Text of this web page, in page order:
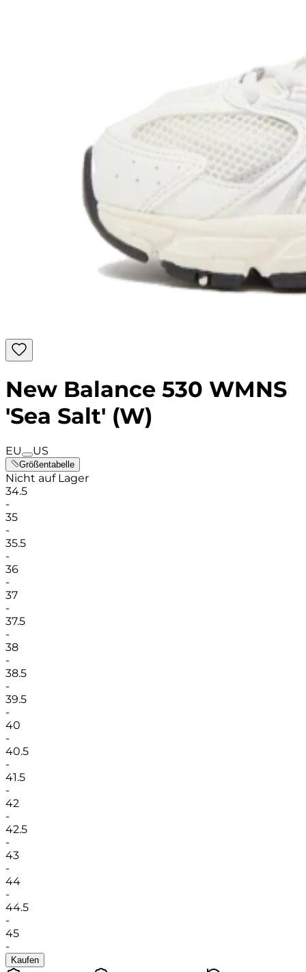
New Balance 530 WMNS
'Sea Salt' (W)
EU US
Größentabelle
Nicht auf Lager
34.5
-
35
-
35.5
-
36
-
37
-
37.5
-
38
-
38.5
-
39.5
-
40
-
40.5
-
41.5
-
42
-
42.5
-
43
-
44
-
44.5
-
45
-
Kaufen